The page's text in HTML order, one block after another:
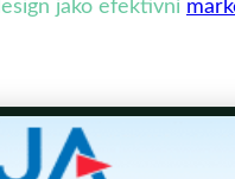
jako efektivní